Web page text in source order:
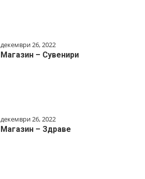
декември 26, 2022
Магазин – Сувенири
декември 26, 2022
Магазин – Здраве